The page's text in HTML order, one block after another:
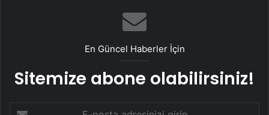
En Güncel Haberler İçin
Sitemize abone olabilirsiniz!